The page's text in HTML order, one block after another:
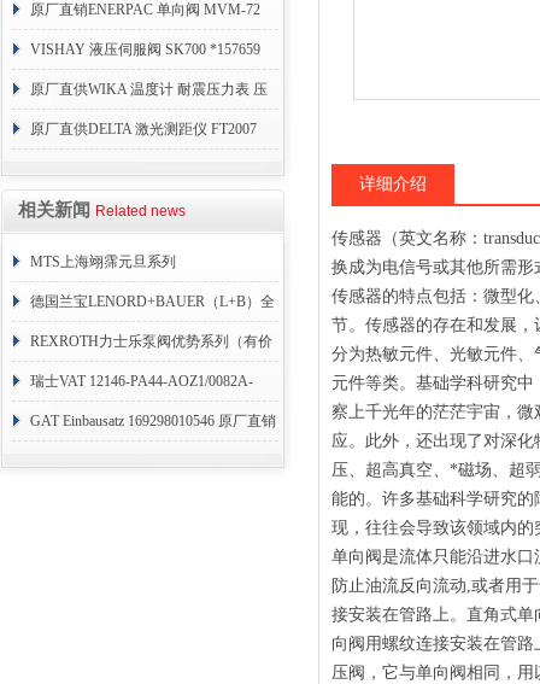
原厂直销ENERPAC 单向阀 MVM-72
VISHAY 液压伺服阀 SK700 *157659
原厂直供WIKA 温度计 耐震压力表 压
力开关 变送器
原厂直供DELTA 激光测距仪 FT2007
相关新闻 Related news
MTS上海翊霈元旦系列
RHM3050MR081A01
德国兰宝LENORD+BAUER（L+B）全
系列编码器
REXROTH力士乐泵阀优势系列（有价
目表）
瑞士VAT 12146-PA44-AOZ1/0082A-
1173938
GAT Einbausatz 169298010546 原厂直销
详细介绍
传感器（英文名称：
换成为电信号或其他所需
传感器的特点包括：微型
节。传感器的存在和发展
分为热敏元件、光敏元件
元件等类。基础学科研究
察上千光年的茫茫宇宙，
应。此外，还出现了对深
压、超高真空、*磁场、超
能的。许多基础科学研究
现，往往会导致该领域内
单向阀是流体只能沿进水
防止油流反向流动,或者用
接安装在管路上。直角式
向阀用螺纹连接安装在管
压阀，它与单向阀相同，